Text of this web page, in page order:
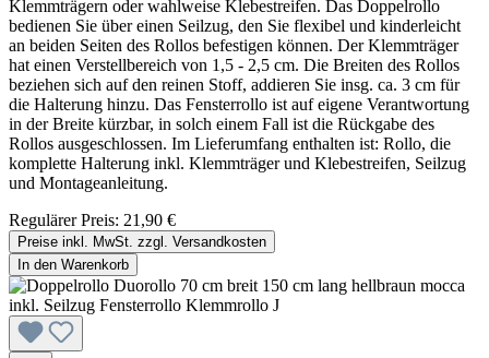
Klemmträgern oder wahlweise Klebestreifen. Das Doppelrollo
bedienen Sie über einen Seilzug, den Sie flexibel und kinderleicht
an beiden Seiten des Rollos befestigen können. Der Klemmträger
hat einen Verstellbereich von 1,5 - 2,5 cm. Die Breiten des Rollos
beziehen sich auf den reinen Stoff, addieren Sie insg. ca. 3 cm für
die Halterung hinzu. Das Fensterrollo ist auf eigene Verantwortung
in der Breite kürzbar, in solch einem Fall ist die Rückgabe des
Rollos ausgeschlossen. Im Lieferumfang enthalten ist: Rollo, die
komplette Halterung inkl. Klemmträger und Klebestreifen, Seilzug
und Montageanleitung.
Regulärer Preis: 21,90 €
Preise inkl. MwSt. zzgl. Versandkosten
In den Warenkorb